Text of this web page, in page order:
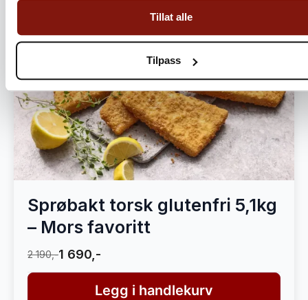
Tillat alle
Tilpass
Sprøbakt torsk glutenfri 5,1kg
– Mors favoritt
2 190,-1 690,-
Legg i handlekurv